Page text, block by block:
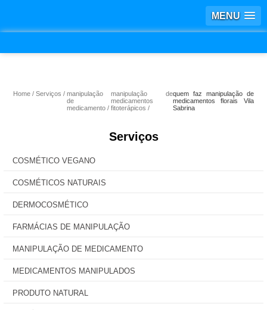
MENU
Home Serviços
manipulação
de
medicamento
manipulação de
medicamentos
fitoterápicos
quem faz manipulação de
medicamentos florais Vila
Sabrina
Serviços
COSMÉTICO VEGANO
COSMÉTICOS NATURAIS
DERMOCOSMÉTICO
FARMÁCIAS DE MANIPULAÇÃO
MANIPULAÇÃO DE MEDICAMENTO
MEDICAMENTOS MANIPULADOS
PRODUTO NATURAL